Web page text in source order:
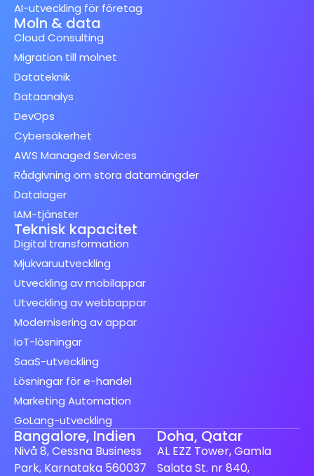
AI-utveckling för företag
Moln & data
Cloud Consulting
Migration till molnet
Datateknik
Dataanalys
DevOps
Cybersäkerhet
AWS Managed Services
Rådgivning om stora datamängder
Datalager
IAM-tjänster
Teknisk kapacitet
Digital transformation
Mjukvaruutveckling
Utveckling av mobilappar
Utveckling av webbappar
Modernisering av appar
IoT-lösningar
SaaS-utveckling
Lösningar för e-handel
Marketing Automation
GoLang-utveckling
Bangalore, Indien
Nivå 8, Cessna Business
Park, Karnataka 560037
Doha, Qatar
AL EZZ Tower, Gamla
Salata St. nr 840,